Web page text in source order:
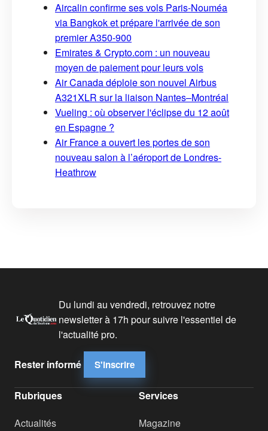
Aircalin confirme ses vols Paris-Nouméa
via Bangkok et prépare l'arrivée de son
premier A350-900
Emirates & Crypto.com : un nouveau
moyen de paiement pour leurs vols
Air Canada déploie son nouvel Airbus
A321XLR sur la liaison Nantes–Montréal
Vueling : où observer l'éclipse du 12 août
en Espagne ?
Air France a ouvert les portes de son
nouveau salon à l’aéroport de Londres-
Heathrow
Du lundi au vendredi, retrouvez notre
newsletter à 17h pour suivre l'essentiel de
l'actualité pro.
Rester informé S'inscrire
Rubriques
Actualités
Services
Magazine